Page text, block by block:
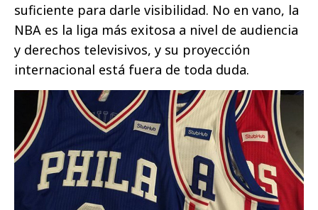
suficiente para darle visibilidad. No en vano, la
NBA es la liga más exitosa a nivel de audiencia
y derechos televisivos, y su proyección
internacional está fuera de toda duda.